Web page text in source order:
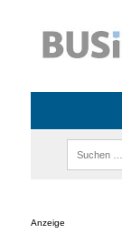
Anzeige